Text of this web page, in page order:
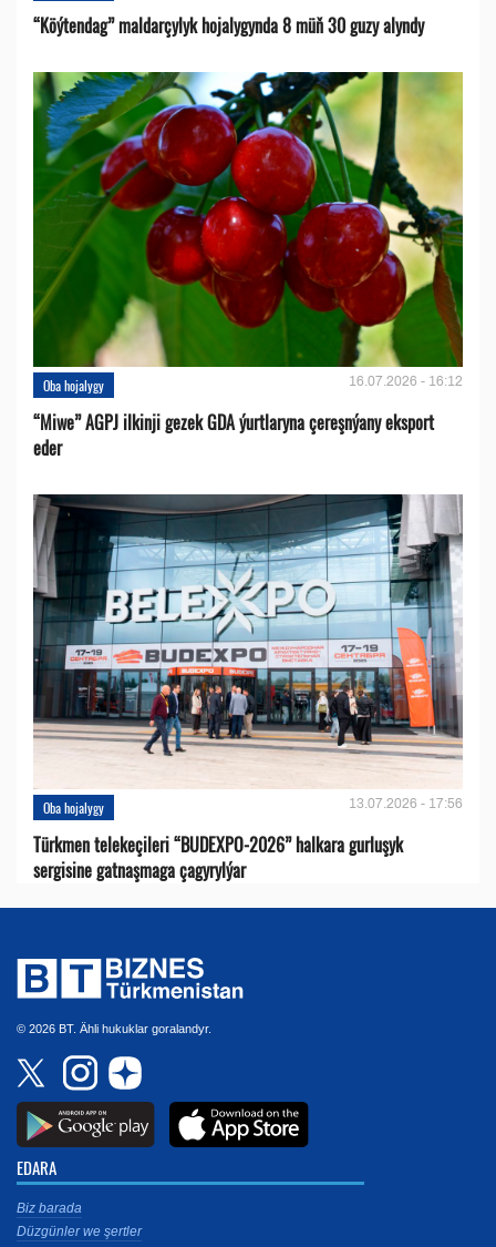
“Köýtendag” maldarçylyk hojalygynda 8 müň 30 guzy alyndy
Oba hojalygy 16.07.2026 - 16:12
“Miwe” AGPJ ilkinji gezek GDA ýurtlaryna çereşnýany eksport
eder
Oba hojalygy 13.07.2026 - 17:56
Türkmen telekeçileri “BUDEXPO-2026” halkara gurluşyk
sergisine gatnaşmaga çagyrylýar
© 2026 BT. Ähli hukuklar goralandyr.
EDARA
Biz barada
Düzgünler we şertler